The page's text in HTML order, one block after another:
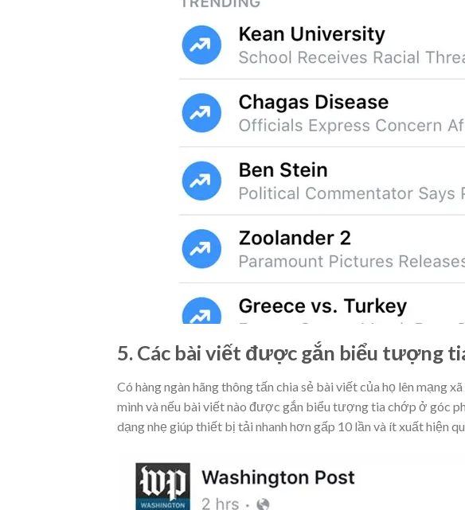
5. Các bài viết được gắn biểu tượng
Có hàng ngàn hãng thông tấn chia sẻ bài viết của họ lên mạng
mình và nếu bài viết nào được gắn biểu tượng tia chớp ở góc
dạng nhẹ giúp thiết bị tải nhanh hơn gấp 10 lần và ít xuất hiện